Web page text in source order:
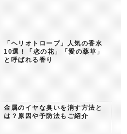
「ヘリオトロープ」人気の香水
10選！「恋の花」「愛の薬草」
と呼ばれる香り
金属のイヤな臭いを消す方法と
は？原因や予防法もご紹介